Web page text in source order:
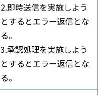
2.即時送信を実施しよう
とするとエラー返信とな
る。
3.承認処理を実施しよう
とするとエラー返信とな
る。